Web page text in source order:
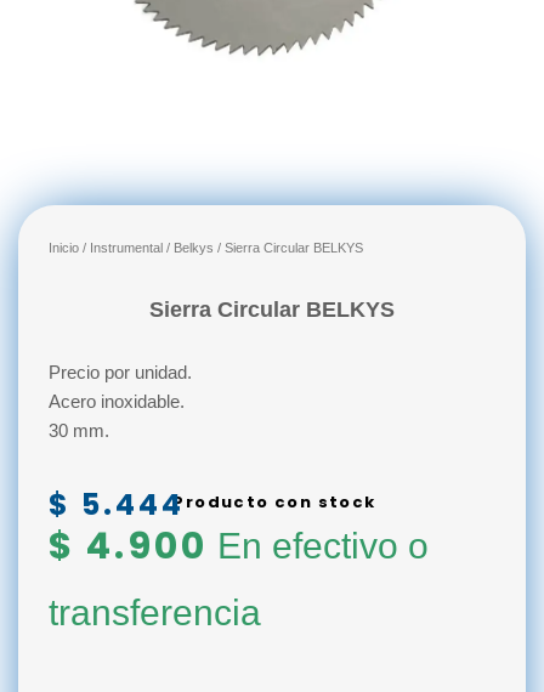
Inicio / Instrumental / Belkys / Sierra Circular BELKYS
Sierra Circular BELKYS
Precio por unidad.
Acero inoxidable.
30 mm.
Producto con stock
$ 5.444
$ 4.900 En efectivo o
transferencia